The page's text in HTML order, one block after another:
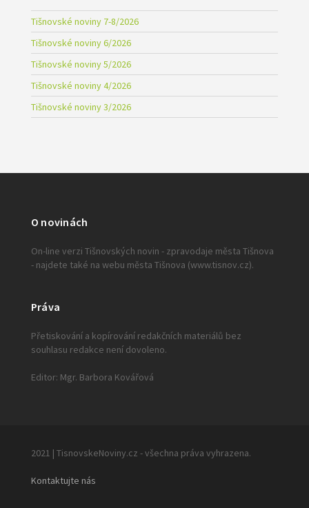
Tišnovské noviny 7-8/2026
Tišnovské noviny 6/2026
Tišnovské noviny 5/2026
Tišnovské noviny 4/2026
Tišnovské noviny 3/2026
O novinách
On-line verzi Tišnovských novin - zpravodaje města Tišnova
- najdete také na webu města Tišnova (www.tisnov.cz).
Práva
Přetiskování a kopírování redakčních materiálů bez
souhlasu redakce není dovoleno.
Editor: Mgr. Barbora Kovářová
2021 | TisnovskeNoviny.cz - všechna práva vyhrazena.
Kontaktujte nás